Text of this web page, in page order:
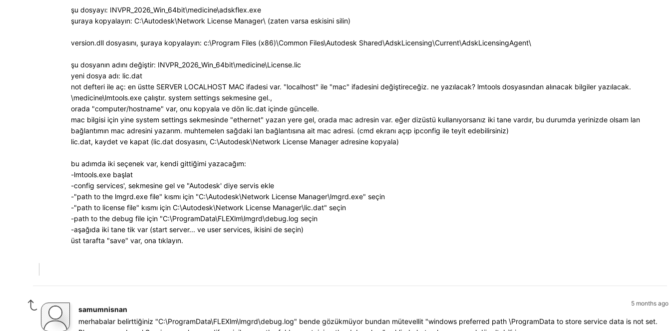
şu dosyayı: INVPR_2026_Win_64bit\medicine\adskflex.exe
şuraya kopyalayın: C:\Autodesk\Network License Manager\ (zaten varsa eskisini silin)
version.dll dosyasını, şuraya kopyalayın: c:\Program Files (x86)\Common Files\Autodesk Shared\AdskLicensing\Current\AdskLicensingAgent\
şu dosyanın adını değiştir: INVPR_2026_Win_64bit\medicine\License.lic
yeni dosya adı: lic.dat
not defteri ile aç: en üstte SERVER LOCALHOST MAC ifadesi var. "localhost" ile "mac" ifadesini değiştireceğiz. ne yazılacak? lmtools dosyasından alınacak bilgiler yazılacak.
\medicine\lmtools.exe çalıştır. system settings sekmesine gel.,
orada "computer/hostname" var, onu kopyala ve dön lic.dat içinde güncelle.
mac bilgisi için yine system settings sekmesinde "ethernet" yazan yere gel, orada mac adresin var. eğer dizüstü kullanıyorsanız iki tane vardır, bu durumda yerinizde olsam lan
bağlantımın mac adresini yazarım. muhtemelen sağdaki lan bağlantısına ait mac adresi. (cmd ekranı açıp ipconfig ile teyit edebilirsiniz)
lic.dat, kaydet ve kapat (lic.dat dosyasını, C:\Autodesk\Network License Manager adresine kopyala)
bu adımda iki seçenek var, kendi gittiğimi yazacağım:
-lmtools.exe başlat
-config services', sekmesine gel ve "Autodesk' diye servis ekle
-"path to the lmgrd.exe file" kısmı için "C:\Autodesk\Network License Manager\lmgrd.exe" seçin
-"path to license file" kısmı için C:\Autodesk\Network License Manager\lic.dat" seçin
-path to the debug file için "C:\ProgramData\FLEXlm\lmgrd\debug.log seçin
-aşağıda iki tane tik var (start server... ve user services, ikisini de seçin)
üst tarafta "save" var, ona tıklayın.
5 months ago
samumnisnan
merhabalar belirttiğiniz "C:\ProgramData\FLEXlm\lmgrd\debug.log" bende gözükmüyor bundan mütevellit "windows preferred path \ProgramData to store service data is not set.